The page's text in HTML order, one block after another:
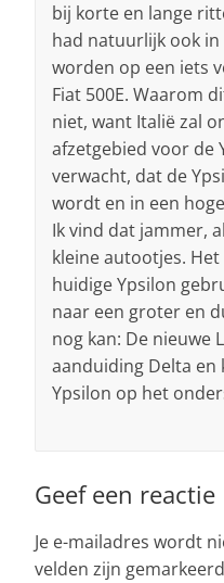
bij korte en lange
had natuurlijk ook
worden op een iets
Fiat 500E. Waarom
niet, want Italië zal
afzetgebied voor de
verwacht, dat de
wordt en in een
Ik vind dat jammer,
kleine autootjes.
huidige Ypsilon
naar een groter en
nog kan: De nieuwe
aanduiding Delta
Ypsilon op het
Geef een reactie
Je e-mailadres wordt
velden zijn